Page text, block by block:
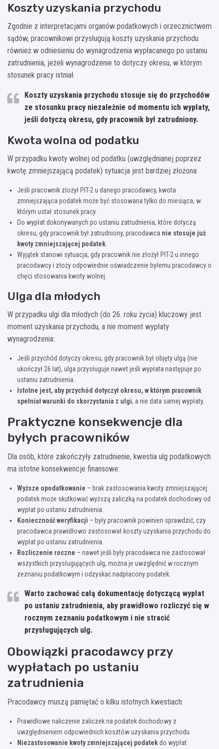
Koszty uzyskania przychodu
Zgodnie z interpretacjami organów podatkowych i orzecznictwem
sądów, pracownikowi przysługują koszty uzyskania przychodu
również w odniesieniu do wynagrodzenia wypłacanego po ustaniu
zatrudnienia, jeżeli wynagrodzenie to dotyczy okresu, w którym
stosunek pracy istniał.
Koszty uzyskania przychodu stosuje się do przychodów
ze stosunku pracy niezależnie od momentu ich wypłaty,
jeśli dotyczą okresu, gdy pracownik był zatrudniony.
Kwota wolna od podatku
W przypadku kwoty wolnej od podatku (uwzględnianej poprzez
kwotę zmniejszającą podatek) sytuacja jest bardziej złożona:
Jeśli pracownik złożył PIT-2 u danego pracodawcy, kwota
zmniejszająca podatek może być stosowana tylko do miesiąca, w
którym ustał stosunek pracy.
Do wypłat dokonywanych po ustaniu zatrudnienia, które dotyczą
okresu, gdy pracownik był zatrudniony, pracodawca nie stosuje już
kwoty zmniejszającej podatek
Wyjątek stanowi sytuacja, gdy pracownik nie złożył PIT-2 u innego
pracodawcy i złoży odpowiednie oświadczenie byłemu pracodawcy o
chęci stosowania kwoty wolnej.
Ulga dla młodych
W przypadku ulgi dla młodych (do 26. roku życia) kluczowy jest
moment uzyskania przychodu, a nie moment wypłaty
wynagrodzenia:
Jeśli przychód dotyczy okresu, gdy pracownik był objęty ulgą (nie
ukończył 26 lat), ulga przysługuje nawet jeśli wypłata następuje po
ustaniu zatrudnienia.
Istotne jest, aby przychód dotyczył okresu, w którym pracownik
spełniał warunki do skorzystania z ulgi, a nie data samej wypłaty.
Praktyczne konsekwencje dla
byłych pracowników
Dla osób, które zakończyły zatrudnienie, kwestia ulg podatkowych
ma istotne konsekwencje finansowe:
Wyższe opodatkowanie – brak zastosowania kwoty zmniejszającej
podatek może skutkować wyższą zaliczką na podatek dochodowy od
wypłat po ustaniu zatrudnienia.
Konieczność weryfikacji – były pracownik powinien sprawdzić, czy
pracodawca prawidłowo zastosował koszty uzyskania przychodu do
wypłat po ustaniu zatrudnienia.
Rozliczenie roczne – nawet jeśli były pracodawca nie zastosował
wszystkich przysługujących ulg, można je uwzględnić w rocznym
zeznaniu podatkowym i odzyskać nadpłacony podatek.
Warto zachować całą dokumentację dotyczącą wypłat
po ustaniu zatrudnienia, aby prawidłowo rozliczyć się w
rocznym zeznaniu podatkowym i nie stracić
przysługujących ulg.
Obowiązki pracodawcy przy
wypłatach po ustaniu
zatrudnienia
Pracodawcy muszą pamiętać o kilku istotnych kwestiach:
Prawidłowe naliczenie zaliczek na podatek dochodowy z
uwzględnieniem odpowiednich kosztów uzyskania przychodu.
Niezastosowanie kwoty zmniejszającej podatekdo wypłat